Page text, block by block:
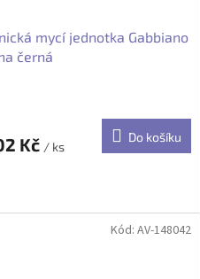
mycí jednotka Gabbiano
černá
Kč / ks
Do košíku
Kód: AV-148042